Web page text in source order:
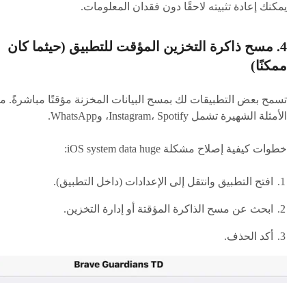
يمكنك إعادة تثبيته لاحقًا دون فقدان المعلومات.
4. مسح ذاكرة التخزين المؤقت للتطبيق (حيثما كان
ممكنًا)
تسمح بعض التطبيقات لك بمسح البيانات المخزنة مؤقتًا مباشرةً.
الأمثلة الشهيرة تشمل Instagram، Spotify، وWhatsApp.
خطوات كيفية إصلاح مشكلة iOS system data huge:
افتح التطبيق وانتقل إلى الإعدادات (داخل التطبيق).
ابحث عن مسح الذاكرة المؤقتة أو إدارة التخزين.
أكد الحذف.